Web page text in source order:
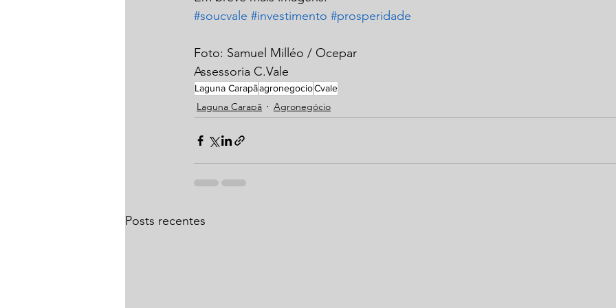
#soucvale #investimento #prosperidade
Foto: Samuel Milléo / Ocepar
Assessoria C.Vale
Laguna CarapãagronegocioCvale
Laguna Carapã Agronegócio
Posts recentes